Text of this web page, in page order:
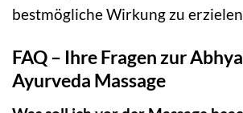
bestmögliche Wirkung zu erzielen.
FAQ – Ihre Fragen zur
Ayurveda Massage